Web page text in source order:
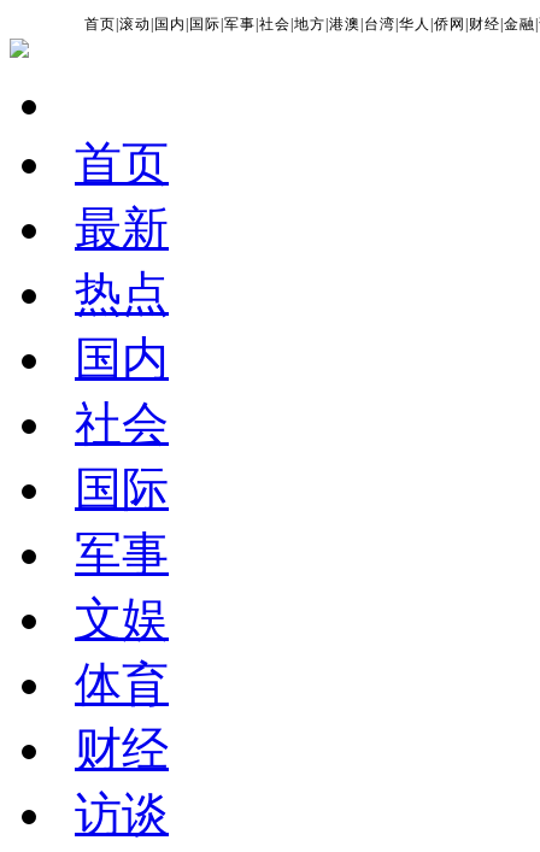
首页 |滚动 国内 国际 |军事 |社会 |地方 |港澳 台湾 |华人 |侨网 财经 |金融 |
首页
最新
热点
国内
社会
国际
军事
文娱
体育
财经
访谈